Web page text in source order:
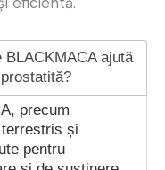
ajută
precum
și
pentru